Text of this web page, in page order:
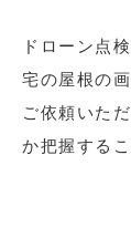
ドローン点
宅の屋根の
ご依頼いた
か把握する